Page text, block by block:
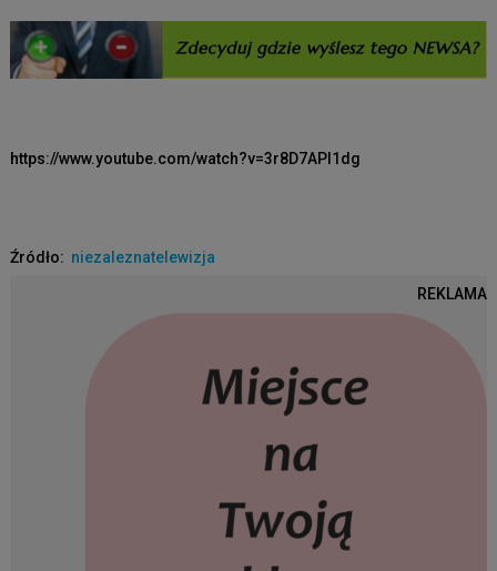
https://www.youtube.com/watch?v=3r8D7APl1dg
Źródło: niezaleznatelewizja
REKLAMA